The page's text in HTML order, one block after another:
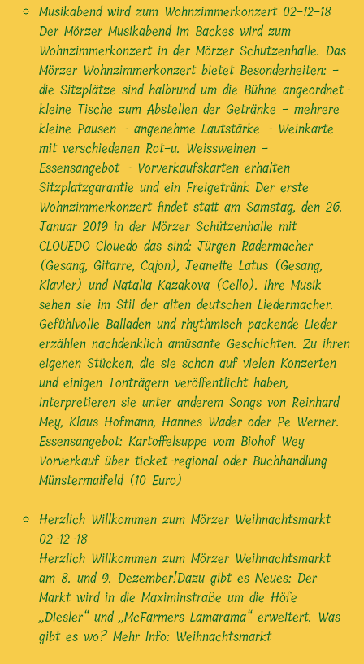
Musikabend wird zum Wohnzimmerkonzert 02-12-18
Der Mörzer Musikabend im Backes wird zum
Wohnzimmerkonzert in der Mörzer Schutzenhalle. Das
Mörzer Wohnzimmerkonzert bietet Besonderheiten: -
die Sitzplätze sind halbrund um die Bühne angeordnet-
kleine Tische zum Abstellen der Getränke - mehrere
kleine Pausen - angenehme Lautstärke - Weinkarte
mit verschiedenen Rot-u. Weissweinen -
Essensangebot - Vorverkaufskarten erhalten
Sitzplatzgarantie und ein Freigetränk Der erste
Wohnzimmerkonzert findet statt am Samstag, den 26.
Januar 2019 in der Mörzer Schützenhalle mit
CLOUEDO Clouedo das sind: Jürgen Radermacher
(Gesang, Gitarre, Cajon), Jeanette Latus (Gesang,
Klavier) und Natalia Kazakova (Cello). Ihre Musik
sehen sie im Stil der alten deutschen Liedermacher.
Gefühlvolle Balladen und rhythmisch packende Lieder
erzählen nachdenklich amüsante Geschichten. Zu ihren
eigenen Stücken, die sie schon auf vielen Konzerten
und einigen Tonträgern veröffentlicht haben,
interpretieren sie unter anderem Songs von Reinhard
Mey, Klaus Hofmann, Hannes Wader oder Pe Werner.
Essensangebot: Kartoffelsuppe vom Biohof Wey
Vorverkauf über ticket-regional oder Buchhandlung
Münstermaifeld (10 Euro)
Herzlich Willkommen zum Mörzer Weihnachtsmarkt
02-12-18
Herzlich Willkommen zum Mörzer Weihnachtsmarkt
am 8. und 9. Dezember!Dazu gibt es Neues: Der
Markt wird in die Maximinstraße um die Höfe
„Diesler“ und „McFarmers Lamarama“ erweitert. Was
gibt es wo? Mehr Info: Weihnachtsmarkt